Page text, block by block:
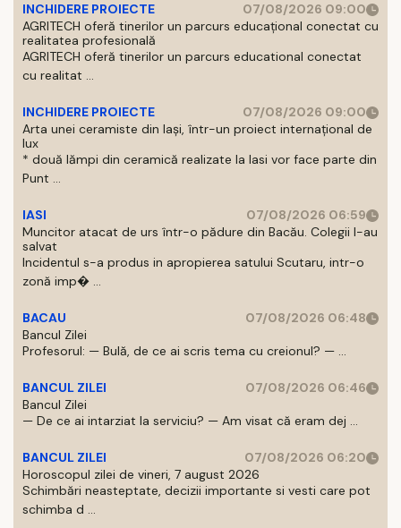
INCHIDERE PROIECTE
07/08/2026 09:00
AGRITECH oferă tinerilor un parcurs educațional conectat cu
realitatea profesională
AGRITECH oferă tinerilor un parcurs educational conectat
cu realitat ...
INCHIDERE PROIECTE
07/08/2026 09:00
Arta unei ceramiste din Iași, într-un proiect internațional de
lux
* două lămpi din ceramică realizate la Iasi vor face parte din
Punt ...
IASI
07/08/2026 06:59
Muncitor atacat de urs într-o pădure din Bacău. Colegii l-au
salvat
Incidentul s-a produs in apropierea satului Scutaru, intr-o
zonă imp� ...
BACAU
07/08/2026 06:48
Bancul Zilei
Profesorul: — Bulă, de ce ai scris tema cu creionul? — ...
BANCUL ZILEI
07/08/2026 06:46
Bancul Zilei
— De ce ai intarziat la serviciu? — Am visat că eram dej ...
BANCUL ZILEI
07/08/2026 06:20
Horoscopul zilei de vineri, 7 august 2026
Schimbări neasteptate, decizii importante si vesti care pot
schimba d ...